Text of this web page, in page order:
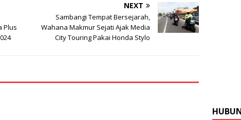
Plus
NEXT
Sambangi Tempat Bersejarah,
Wahana Makmur Sejati Ajak Media
City Touring Pakai Honda Stylo